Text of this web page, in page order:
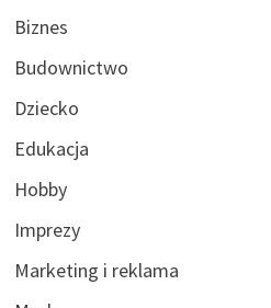
Biznes
Budownictwo
Dziecko
Edukacja
Hobby
Imprezy
Marketing i reklama